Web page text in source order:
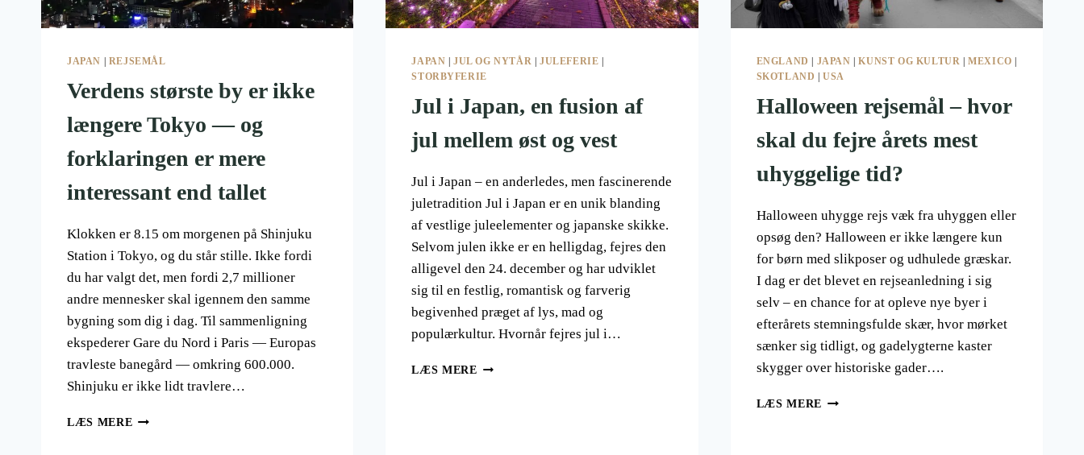
JAPAN REJSEMÅL
Verdens største by er ikke
længere Tokyo — og
forklaringen er mere
interessant end tallet
Klokken er 8.15 om morgenen på Shinjuku
Station i Tokyo, og du står stille. Ikke fordi
du har valgt det, men fordi 2,7 millioner
andre mennesker skal igennem den samme
bygning som dig i dag. Til sammenligning
ekspederer Gare du Nord i Paris — Europas
travleste banegård — omkring 600.000.
Shinjuku er ikke lidt travlere…
LÆS MERE VERDENS
JAPAN |JUL OG NYTÅR |JULEFERIE
STORBYFERIE
Jul i Japan, en fusion af
jul mellem øst og vest
Jul i Japan – en anderledes, men fascinerende
juletradition Jul i Japan er en unik blanding
af vestlige juleelementer og japanske skikke.
Selvom julen ikke er en helligdag, fejres den
alligevel den 24. december og har udviklet
sig til en festlig, romantisk og farverig
begivenhed præget af lys, mad og
populærkultur. Hvornår fejres jul i…
LÆS MERE JUL
ENGLAND JAPAN |KUNST OG KULTUR |MEXICO
SKOTLAND
|USA
Halloween rejsemål – hvor
skal du fejre årets mest
uhyggelige tid?
Halloween uhygge rejs væk fra uhyggen eller
opsøg den? Halloween er ikke længere kun
for børn med slikposer og udhulede græskar.
I dag er det blevet en rejseanledning i sig
selv – en chance for at opleve nye byer i
efterårets stemningsfulde skær, hvor mørket
sænker sig tidligt, og gadelygterne kaster
skygger over historiske gader….
LÆS MERE HALLOWEEN